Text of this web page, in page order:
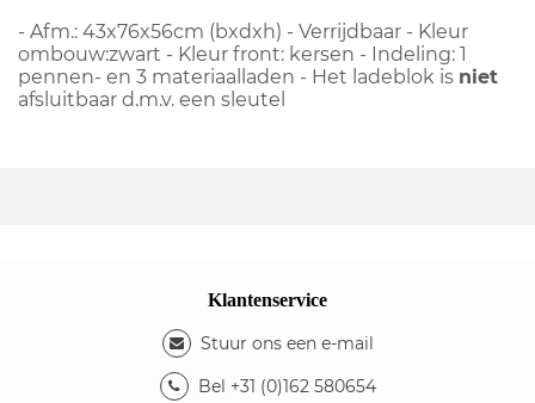
- Afm.: 43x76x56cm (bxdxh) - Verrijdbaar - Kleur
ombouw:zwart - Kleur front: kersen - Indeling: 1
pennen- en 3 materiaalladen - Het ladeblok is niet
afsluitbaar d.m.v. een sleutel
Klantenservice
Stuur ons een e-mail
Bel +31 (0)162 580654